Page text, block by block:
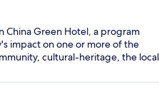
China Green Hotel, a program
impact on one or more of the
cultural-heritage, the local